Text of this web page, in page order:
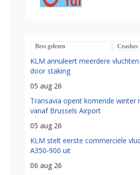
Best gelezen Crashes
KLM annuleert meerdere
door staking
05 aug 26
Transavia opent komende winter
vanaf Brussels Airport
05 aug 26
KLM stelt eerste commerciële
A350-900 uit
06 aug 26